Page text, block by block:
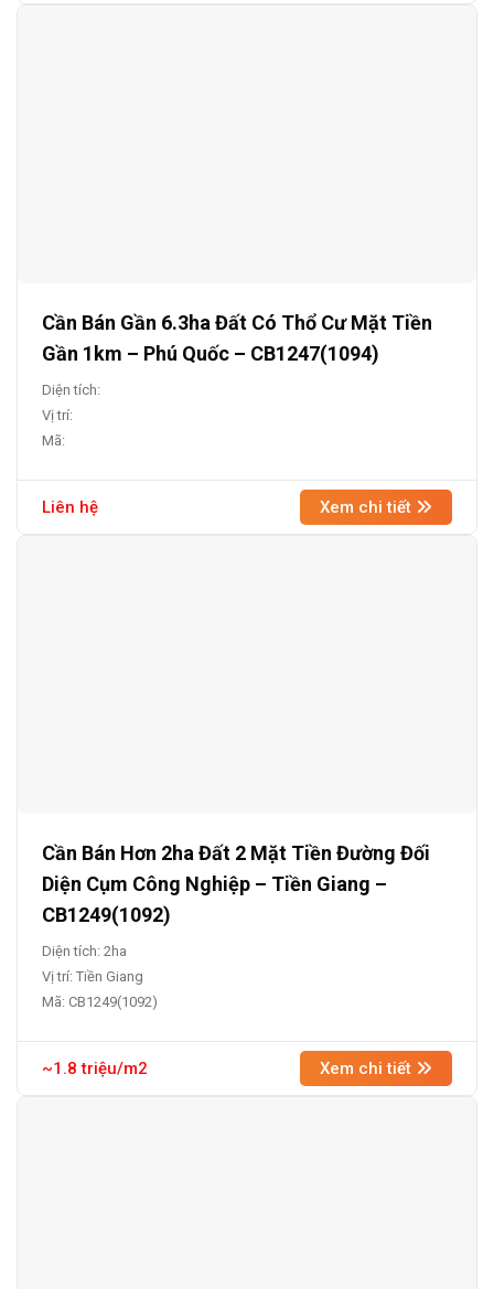
Cần Bán Gần 6.3ha Đất Có Thổ Cư Mặt Tiền
Gần 1km – Phú Quốc – CB1247(1094)
Diện tích:
Vị trí:
Mã:
Liên hệ Xem chi tiết
Cần Bán Hơn 2ha Đất 2 Mặt Tiền Đường Đối
Diện Cụm Công Nghiệp – Tiền Giang –
CB1249(1092)
Diện tích: 2ha
Vị trí: Tiền Giang
Mã: CB1249(1092)
~1.8 triệu/m2 Xem chi tiết